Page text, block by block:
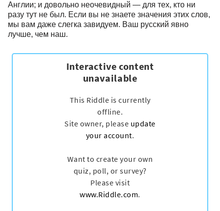
Англии; и довольно неочевидный — для тех, кто ни
разу тут не был. Если вы не знаете значения этих слов,
мы вам даже слегка завидуем. Ваш русский явно
лучше, чем наш.